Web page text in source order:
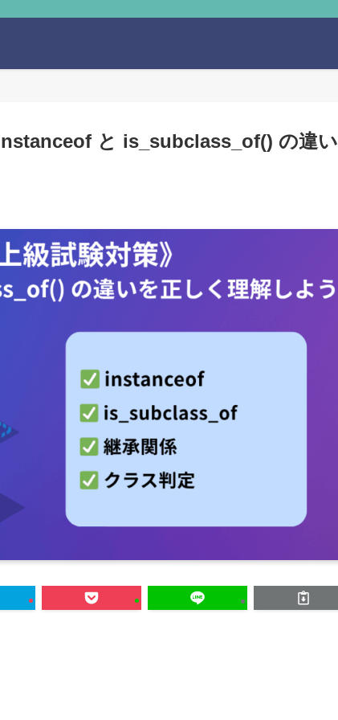
と is_subclass_of() の違い